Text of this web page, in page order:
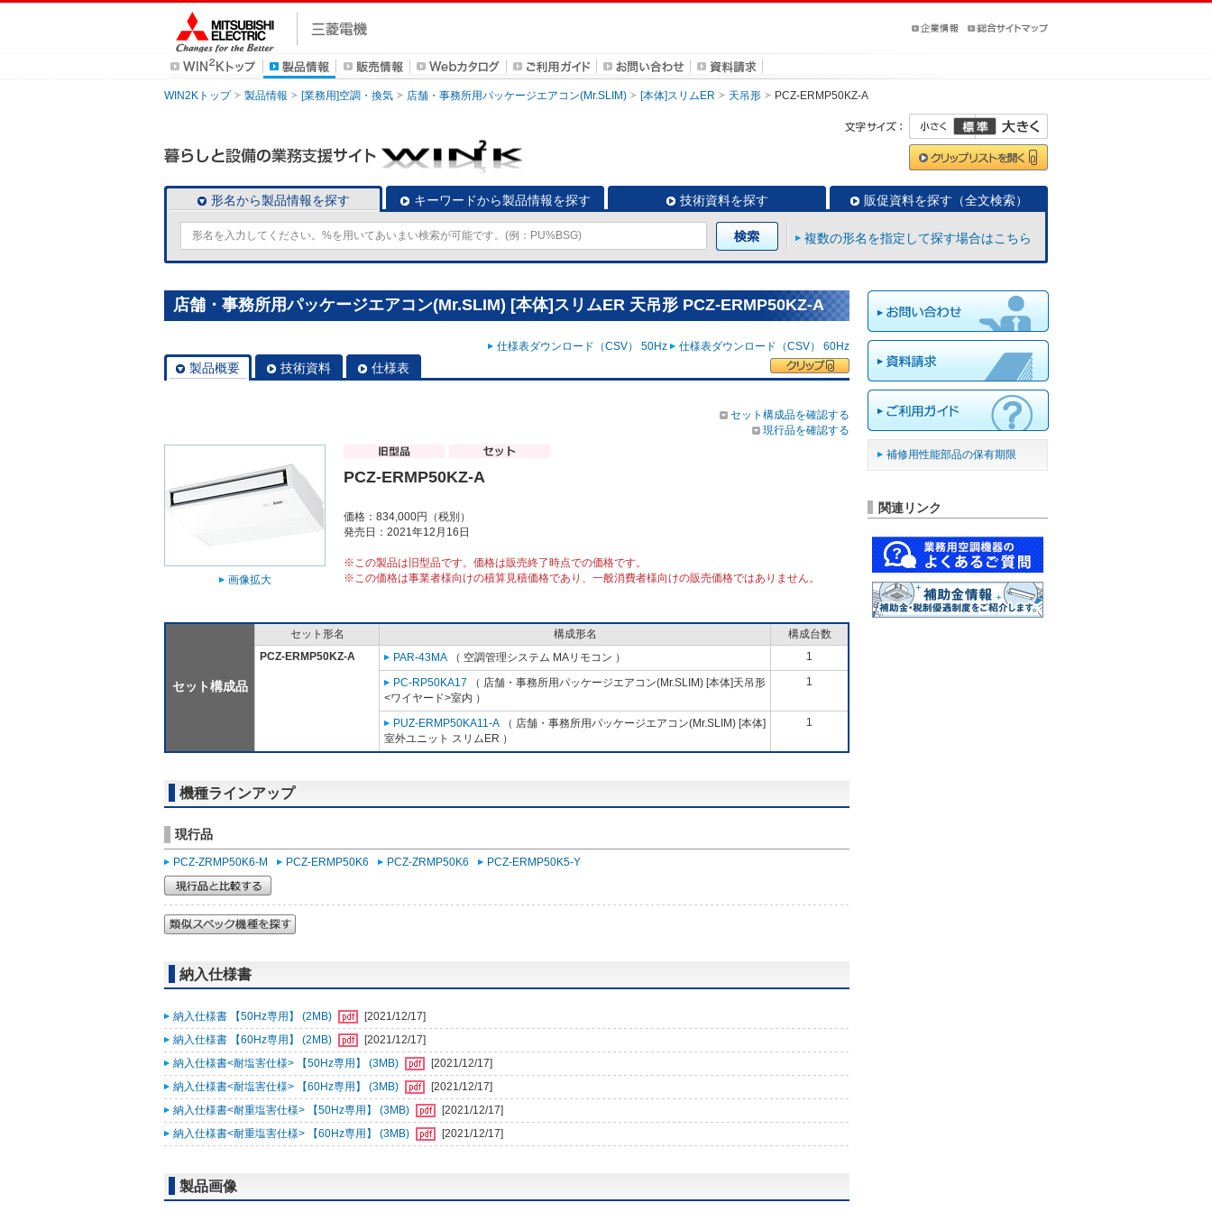
WIN2Kトップ 製品情報 [業務用]空調・換気 店舗・事務所用パッケージエアコン(Mr.SLIM) [本体]スリムER 天吊形 PCZ-ERMP50KZ-A
形名から製品情報を探す キーワードから製品情報を探す 技術資料を探す 販促資料を探す（全文検索）
複数の形名を指定して探す場合はこちら
店舗・事務所用パッケージエアコン(Mr.SLIM) [本体]スリムER 天吊形 PCZ-ERMP50KZ-A
仕様表ダウンロード（CSV） 50Hz 仕様表ダウンロード（CSV） 60Hz
製品概要 技術資料 仕様表
セット構成品を確認する
現行品を確認する
画像拡大
PCZ-ERMP50KZ-A
価格：834,000円（税別）
発売日：2021年12月16日
※この製品は旧型品です。価格は販売終了時点での価格です。
※この価格は事業者様向けの積算見積価格であり、一般消費者様向けの販売価格ではありません。
セット構成品
セット形名 構成形名
構成台数
PCZ-ERMP50KZ-A
PAR-43MA （ 空調管理システム MAリモコン ） 1
PC-RP50KA17 （ 店舗・事務所用パッケージエアコン(Mr.SLIM) [本体]天吊形
<ワイヤード>室内 ）
1
PUZ-ERMP50KA11-A （ 店舗・事務所用パッケージエアコン(Mr.SLIM) [本体]
室外ユニット スリムER ）
1
機種ラインアップ
現行品
PCZ-ZRMP50K6-M PCZ-ERMP50K6 PCZ-ZRMP50K6 PCZ-ERMP50K5-Y
納入仕様書
納入仕様書 【50Hz専用】 (2MB)
[2021/12/17]
納入仕様書 【60Hz専用】 (2MB)
[2021/12/17]
納入仕様書<耐塩害仕様> 【50Hz専用】 (3MB)
[2021/12/17]
納入仕様書<耐塩害仕様> 【60Hz専用】 (3MB)
[2021/12/17]
納入仕様書<耐重塩害仕様> 【50Hz専用】 (3MB)
[2021/12/17]
納入仕様書<耐重塩害仕様> 【60Hz専用】 (3MB)
[2021/12/17]
製品画像
補修用性能部品の保有期限
関連リンク